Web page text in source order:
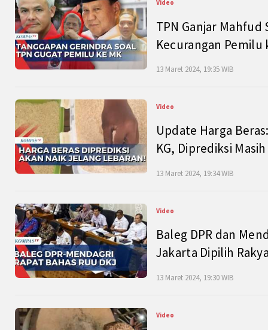
Video
TPN Ganjar Mahfud
Kecurangan Pemilu
13 Maret 2024, 19:35 WIB
Video
Update Harga
KG, Diprediksi
13 Maret 2024, 19:34 WIB
Video
Baleg DPR dan
Jakarta Dipilih
13 Maret 2024, 19:30 WIB
Video